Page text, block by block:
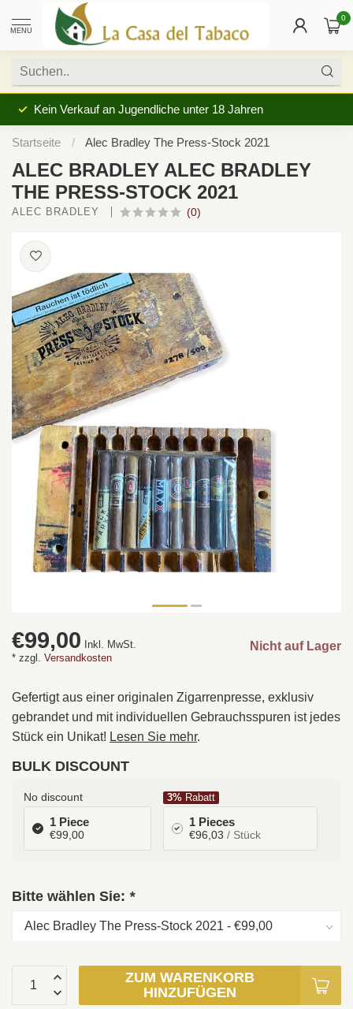
MENU
0
Kein Verkauf an Jugendliche unter 18 Jahren
Startseite / Alec Bradley The Press-Stock 2021
ALEC BRADLEY ALEC BRADLEY
THE PRESS-STOCK 2021
ALEC BRADLEY (0)
€99,00
Inkl. MwSt.
* zzgl. Versandkosten
Nicht auf Lager
Gefertigt aus einer originalen Zigarrenpresse, exklusiv
gebrandet und mit individuellen Gebrauchsspuren ist jedes
Stück ein Unikat! Lesen Sie mehr.
BULK DISCOUNT
No discount
1 Piece
€99,00
3%Rabatt
1 Pieces
€96,03 / Stück
Bitte wählen Sie: *
ZUM WARENKORB
HINZUFÜGEN